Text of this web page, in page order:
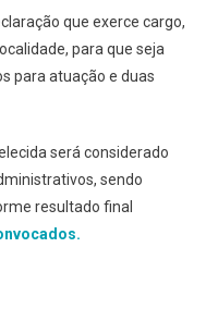
que exerce cargo,
para que seja
para atuação e duas
será considerado
sendo
resultado final